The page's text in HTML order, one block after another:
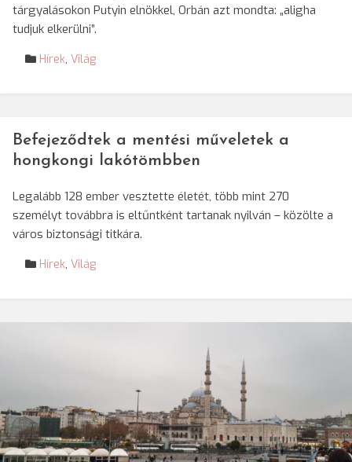
tárgyalásokon Putyin elnökkel, Orbán azt mondta: „aligha
tudjuk elkerülni”.
Hírek, Világ
Befejeződtek a mentési műveletek a
hongkongi lakótömbben
Legalább 128 ember vesztette életét, több mint 270
személyt továbbra is eltűntként tartanak nyilván – közölte a
város biztonsági titkára.
Hírek, Világ